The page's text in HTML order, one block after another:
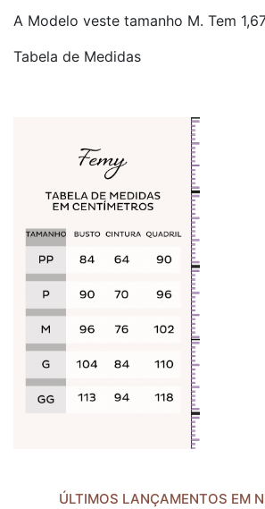
A Modelo veste tamanho M. Tem
Tabela de Medidas
ÚLTIMOS LANÇAMENTOS EM